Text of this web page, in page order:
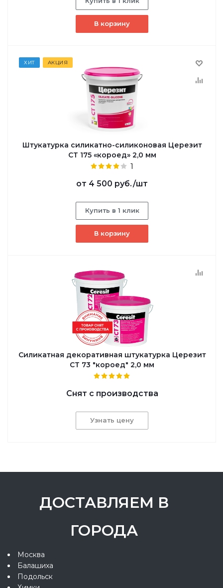
В корзину
ХИТ АКЦИЯ
Штукатурка силикатно-силиконовая Церезит
СТ 175 «короед» 2,0 мм
1
от 4 500 руб./шт
Купить в 1 клик
В корзину
Силикатная декоративная штукатурка Церезит
CT 73 "короед" 2,0 мм
Снят с производства
Узнать цену
ДОСТАВЛЯЕМ В
ГОРОДА
Москва
Балашиха
Подольск